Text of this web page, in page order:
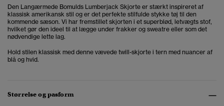
Den Langærmede Bomulds Lumberjack Skjorte er stærkt inspireret af
klassisk amerikansk stil og er det perfekte stilfulde stykke tøj til den
kommende sæson. Vi har fremstillet skjorten i et superblød, letvægts stof,
hvilket gør den ideel til at lægge under frakker og sweatre eller som det
nødvendige lette lag.
Hold stilen klassisk med denne vævede twill-skjorte i tern med nuancer af
blå og hvid.
Størrelse og pasform